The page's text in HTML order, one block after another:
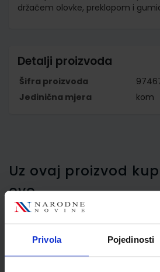
Privola Pojedinosti
držačem olovke, preklopom i
Detalji proizvoda
Šifra proizvoda
Jedinična mjera
kom
Uz ovaj proizvod
ovo…
Magneti set od 10